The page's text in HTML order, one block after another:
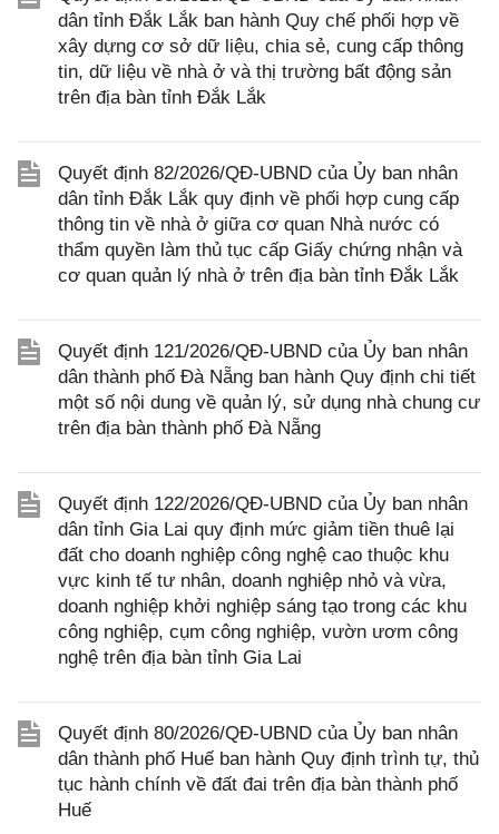
dân tỉnh Đắk Lắk ban hành Quy chế phối hợp về
xây dựng cơ sở dữ liệu, chia sẻ, cung cấp thông
tin, dữ liệu về nhà ở và thị trường bất động sản
trên địa bàn tỉnh Đắk Lắk
Quyết định 82/2026/QĐ-UBND của Ủy ban nhân
dân tỉnh Đắk Lắk quy định về phối hợp cung cấp
thông tin về nhà ở giữa cơ quan Nhà nước có
thẩm quyền làm thủ tục cấp Giấy chứng nhận và
cơ quan quản lý nhà ở trên địa bàn tỉnh Đắk Lắk
Quyết định 121/2026/QĐ-UBND của Ủy ban nhân
dân thành phố Đà Nẵng ban hành Quy định chi tiết
một số nội dung về quản lý, sử dụng nhà chung cư
trên địa bàn thành phố Đà Nẵng
Quyết định 122/2026/QĐ-UBND của Ủy ban nhân
dân tỉnh Gia Lai quy định mức giảm tiền thuê lại
đất cho doanh nghiệp công nghệ cao thuộc khu
vực kinh tế tư nhân, doanh nghiệp nhỏ và vừa,
doanh nghiệp khởi nghiệp sáng tạo trong các khu
công nghiệp, cụm công nghiệp, vườn ươm công
nghệ trên địa bàn tỉnh Gia Lai
Quyết định 80/2026/QĐ-UBND của Ủy ban nhân
dân thành phố Huế ban hành Quy định trình tự, thủ
tục hành chính về đất đai trên địa bàn thành phố
Huế